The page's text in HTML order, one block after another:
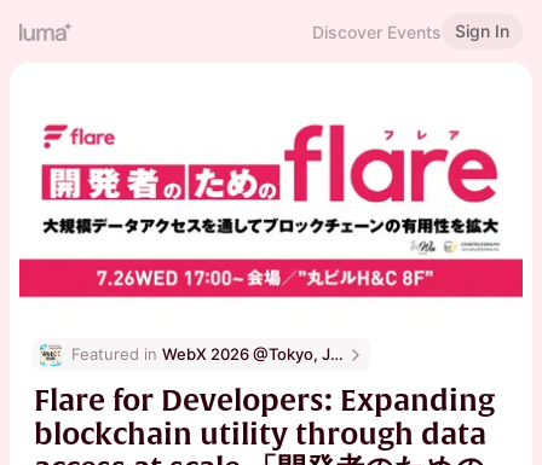
Discover Events Sign In
Featured in WebX 2026 @Tokyo, Japan
Flare for Developers: Expanding
blockchain utility through data